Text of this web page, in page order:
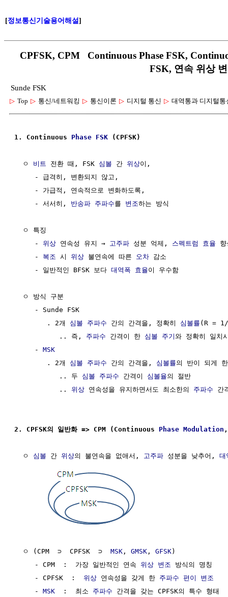
[정보통신기술용어해설]
CPFSK, CPM Continuous Phase FSK,
FSK, 연속 위상
Sunde FSK
▷ Top ▷ 통신/네트워킹 ▷ 통신이론 ▷ 디지털 통신 ▷ 대역통과 디지털통
1. Continuous Phase FSK (CPFSK)
  ㅇ
비트 전환 때, FSK 심볼 간 위상이,
     - 급격히, 변환되지 않고,
     - 가급적, 연속적으로 변화하도록,
     - 서서히,
반송파 주파수를 변조하는 방식
  ㅇ 특징
     -
위상 연속성 유지 → 고주파 성분 억제, 스펙트럼 효율 향
     -
복조 시 위상 불연속에 따른 오차 감소
     - 일반적인 BFSK 보다
대역폭 효율이 우수함
ㅇ 방식 구분
     - Sunde FSK
        . 2개
심볼 주파수 간의 간격을, 정확히 심볼률 (R =
           .. 즉,
주파수 간격이 한 심볼 주기와 정확히 일치
     -
MSK
        . 2개
심볼 주파수 간의 간격을, 심볼률의 반이 되게
           .. 두
심볼 주파수 간격이 심볼율의 절반
           ..
위상 연속성을 유지하면서도 최소한의 주파수 간
2. CPFSK의 일반화 => CPM (Continuous Phase Modulation
  ㅇ
심볼 간 위상의 불연속을 없애서, 고주파 성분을 낮추어, 대
  ㅇ (CPM  ⊃  CPFSK  ⊃
MSK , GMSK , GFSK)
     - CPM  :  가장 일반적인 연속
위상 변조 방식의 명칭
     - CPFSK  :
위상 연속성을 갖게 한 주파수 편이 변조
     -
MSK
  :  최소
주파수 간격을 갖는 CPFSK의 특수 형태